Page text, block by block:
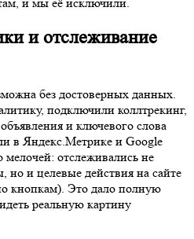
и отслеживание
без достоверных данных.
подключили коллтрекинг,
и ключевого слова
в Яндекс.Метрике и Google
отслеживались не
но и целевые действия на сайте
кнопкам). Это дало полную
реальную картину